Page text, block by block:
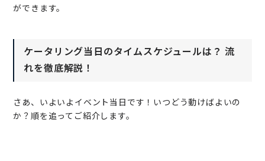
ができます。
ケータリング当日のタイムスケジュールは？ 流
れを徹底解説！
さあ、いよいよイベント当日です！いつどう動けばよいの
か？順を追ってご紹介します。